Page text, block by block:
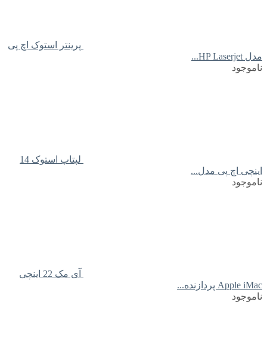
پرینتر استوک اچ پی
مدل HP Laserjet...
ناموجود
لپتاپ استوک 14
اینچی اچ پی مدل...
ناموجود
آی مک 22 اینچی
Apple iMac پردازنده...
ناموجود